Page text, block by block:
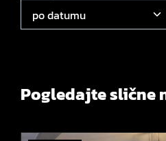
po datumu
Pogledajte slične